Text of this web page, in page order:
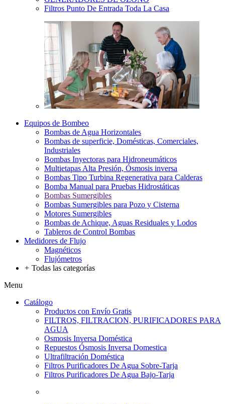
Filtros Punto De Entrada Toda La Casa
Equipos de Bombeo
Bombas de Agua Horizontales
Bombas de superficie, Domésticas, Comerciales,
Industriales
Bombas Inyectoras para Hidroneumáticos
Multietapas Alta Presión, Ósmosis inversa
Bombas Tipo Turbina Regenerativa para Calderas
Bomba Manual para Pruebas Hidrostáticas
Bombas Sumergibles
Bombas Sumergibles para Pozo y Cisterna
Motores Sumergibles
Bombas de Achique, Aguas Residuales y Lodos
Tableros de Control Bombas
Medidores de Flujo
Magnéticos
Flujómetros
+ Todas las categorías
Menu
Catálogo
Productos con Envío Gratis
FILTROS, FILTRACION, PURIFICADORES PARA
AGUA
Osmosis Inversa Doméstica
Repuestos Ósmosis Inversa Domestica
Ultrafiltración Doméstica
Filtros Purificadores De Agua Sobre-Tarja
Filtros Purificadores De Agua Bajo-Tarja